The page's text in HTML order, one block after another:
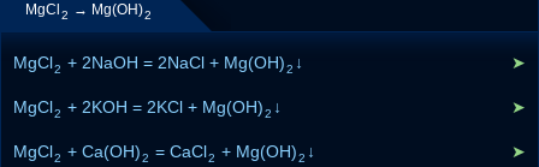
MgCl 2 → Mg(OH)2
MgCl2 + 2NaOH = 2NaCl + Mg(OH)2 ↓ ➤
MgCl2 + 2KOH = 2KCl + Mg(OH)2 ↓ ➤
MgCl2 + Ca(OH)2 = CaCl2 + Mg(OH)2 ↓ ➤